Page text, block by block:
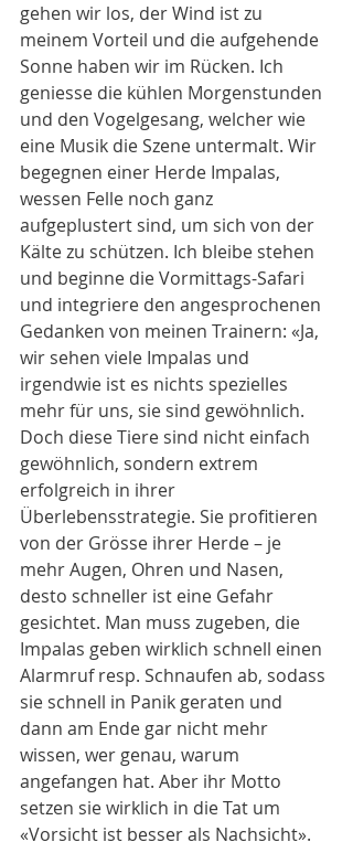
gehen wir los, der Wind ist zu
meinem Vorteil und die aufgehende
Sonne haben wir im Rücken. Ich
geniesse die kühlen Morgenstunden
und den Vogelgesang, welcher wie
eine Musik die Szene untermalt. Wir
begegnen einer Herde Impalas,
wessen Felle noch ganz
aufgeplustert sind, um sich von der
Kälte zu schützen. Ich bleibe stehen
und beginne die Vormittags-Safari
und integriere den angesprochenen
Gedanken von meinen Trainern: «Ja,
wir sehen viele Impalas und
irgendwie ist es nichts spezielles
mehr für uns, sie sind gewöhnlich.
Doch diese Tiere sind nicht einfach
gewöhnlich, sondern extrem
erfolgreich in ihrer
Überlebensstrategie. Sie profitieren
von der Grösse ihrer Herde – je
mehr Augen, Ohren und Nasen,
desto schneller ist eine Gefahr
gesichtet. Man muss zugeben, die
Impalas geben wirklich schnell einen
Alarmruf resp. Schnaufen ab, sodass
sie schnell in Panik geraten und
dann am Ende gar nicht mehr
wissen, wer genau, warum
angefangen hat. Aber ihr Motto
setzen sie wirklich in die Tat um
«Vorsicht ist besser als Nachsicht».